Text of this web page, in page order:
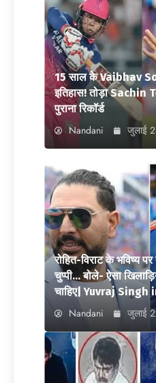
15 साल के Vaibhav
इतिहास! तोड़ा Sachin
पुराना रिकॉर्ड
Nandani जुलाई
रोहित-विराट के भविष्य
चुप्पी… बोले- ऐसा
चाहिए| Yuvraj
Nandani जुलाई